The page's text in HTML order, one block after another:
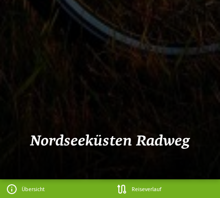
Nordseeküsten Radweg
Übersicht Reiseverlauf